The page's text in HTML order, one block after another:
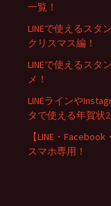
一覧！
LINEで使えるスタ
クリスマス編！
LINEで使えるスタ
メ！
LINEラインや
タで使える年賀状
【LINE・Facebook
スマホ専用！